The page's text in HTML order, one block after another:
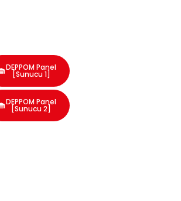
DEPPOM Panel
[Sunucu 1]
DEPPOM Panel
[Sunucu 2]